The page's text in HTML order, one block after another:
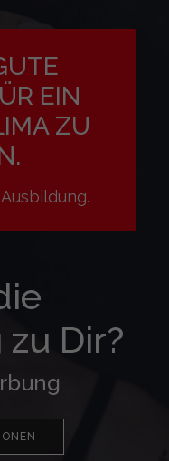
EIN
ZU
Dir?